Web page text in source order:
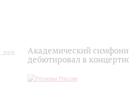
2026
Академический
дебютировал в